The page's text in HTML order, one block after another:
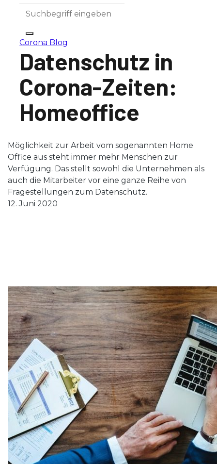
Corona Blog
Datenschutz in
Corona-Zeiten:
Homeoffice
Möglichkeit zur Arbeit vom sogenannten Home
Office aus steht immer mehr Menschen zur
Verfügung. Das stellt sowohl die Unternehmen als
auch die Mitarbeiter vor eine ganze Reihe von
Fragestellungen zum Datenschutz.
12. Juni 2020